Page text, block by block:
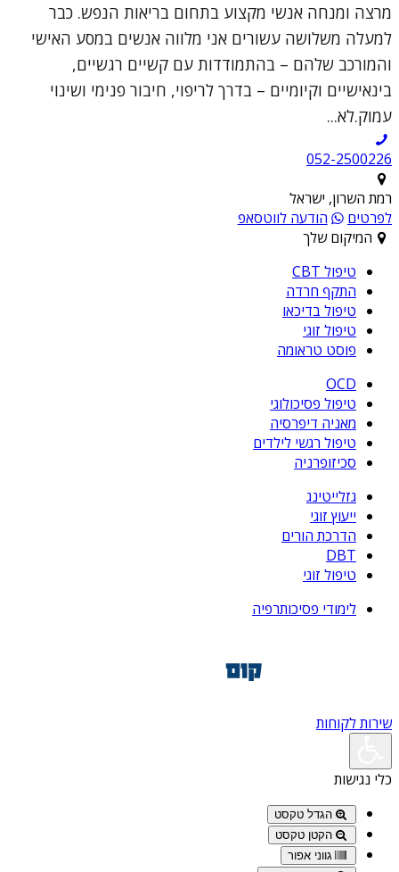
מרצה ומנחה אנשי מקצוע בתחום בריאות הנפש. כבר
למעלה משלושה עשורים אני מלווה אנשים במסע האישי
והמורכב שלהם – בהתמודדות עם קשיים רגשיים,
בינאישיים וקיומיים – בדרך לריפוי, חיבור פנימי ושינוי
עמוק.לא...
052-2500226
רמת השרון, ישראל
לפרטים
הודעה לווטסאפ
המיקום שלך
טיפול CBT
התקף חרדה
טיפול בדיכאו
טיפול זוגי
פוסט טראומה
OCD
טיפול פסיכולוגי
מאניה דיפרסיה
טיפול רגשי לילדים
סכיזופרניה
גזלייטינג
ייעוץ זוגי
הדרכת הורים
DBT
טיפול זוגי
לימודי פסיכותרפיה
שירות לקוחות
כלי נגישות
הגדל טקסט
הקטן טקסט
גווני אפור